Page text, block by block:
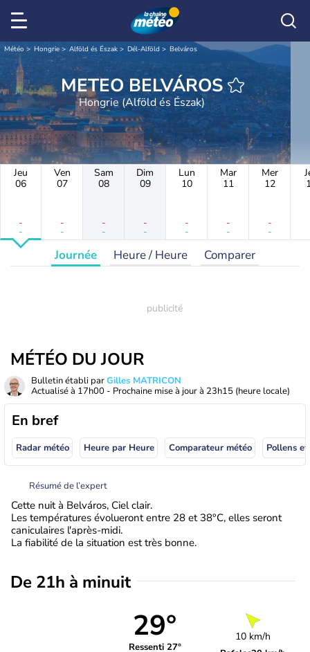
Météo Hongrie Alföld és Észak Dél-Alföld Belváros
METEO BELVÁROS
Hongrie (Alföld és Észak)
Jeu
06
-
-
Ven
07
-
-
Sam
08
-
-
Dim
09
-
-
Lun
10
-
-
Mar
11
-
-
Mer
12
-
-
Journée Heure / Heure Comparer
MÉTÉO DU JOUR
Bulletin établi parGilles MATRICON
Actualisé à 17h00 - Prochaine mise à jour à 23h15 (heure locale)
En bref
Radar météo Heure par Heure Comparateur météo Pollens
Résumé de l’expert
Cette nuit à Belváros, Ciel clair.
Les températures évolueront entre 28 et 38°C, elles seront
caniculaires l'après-midi.
La fiabilité de la situation est très bonne.
De 21h à minuit
29°
Ressenti 27°
10 km/h